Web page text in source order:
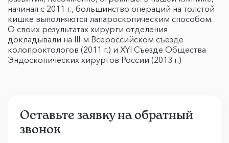
начиная с 2011 г., большинство операций на толстой
кишке выполняются лапароскопическим способом.
О своих результатах хирурги отделения
докладывали на III-м Всероссийском съезде
колопроктологов (2011 г.) и XYI Съезде Общества
Эндоскопических хирургов России (2013 г.)
Оставьте заявку на обратный
звонок